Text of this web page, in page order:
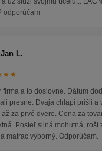
odporúčam
Jan L.
firma a to doslovne. Dátum
presne. Dvaja chlapi prišli a
za prvé dvere. Cena za
Posteľ silná mohutná, rošt
a matrac výborný. Odporúčam.